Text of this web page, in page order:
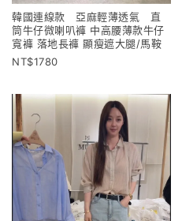
韓國連線款 亞麻輕薄透氣 直
筒牛仔微喇叭褲 中高腰薄款牛仔
寬褲 落地長褲 顯瘦遮大腿/馬鞍
1780